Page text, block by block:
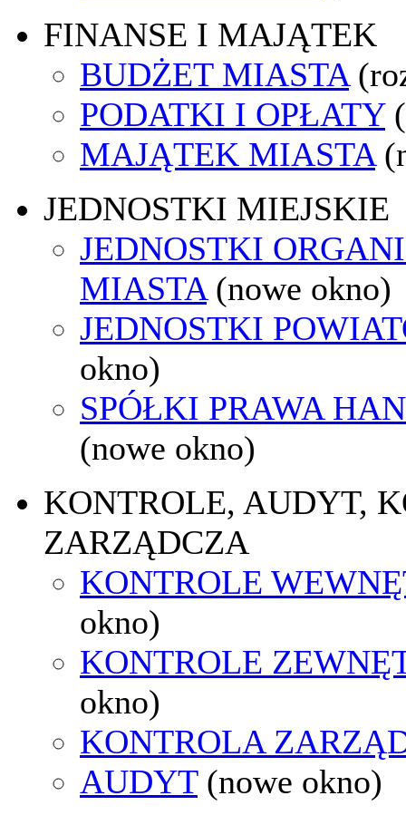
FINANSE I MAJĄTEK
BUDŻET MIASTA
PODATKI I OPŁATY
MAJĄTEK MIASTA
JEDNOSTKI MIEJSKIE
JEDNOSTKI
MIASTA (nowe okno)
JEDNOSTKI
okno)
SPÓŁKI PRAWA
(nowe okno)
KONTROLE, AUDYT,
ZARZĄDCZA
KONTROLE
okno)
KONTROLE
okno)
KONTROLA
AUDYT (nowe okno)